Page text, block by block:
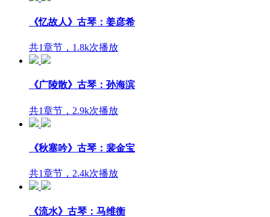
《忆故人》古琴：姜彦希
共1章节，1.8k次播放
《广陵散》古琴：孙海滨
共1章节，2.9k次播放
《秋塞吟》古琴：裴金宝
共1章节，2.4k次播放
《流水》古琴：马维衡